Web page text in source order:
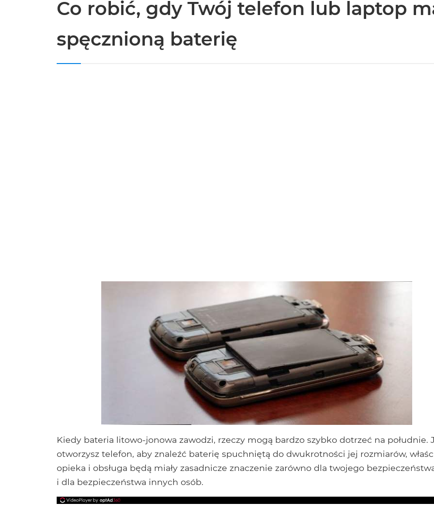
Co robić, gdy Twój telefon lub laptop
spęcznioną baterię
Kiedy bateria litowo-jonowa zawodzi, rzeczy mogą bardzo szybko dotrzeć na południe.
otworzysz telefon, aby znaleźć baterię spuchniętą do dwukrotności jej rozmiarów,
opieka i obsługa będą miały zasadnicze znaczenie zarówno dla twojego
i dla bezpieczeństwa innych osób.